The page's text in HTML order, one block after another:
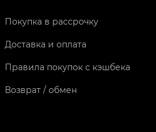
Покупка в рассрочку
Доставка и оплата
Правила покупок с кэшбека
Возврат / обмен